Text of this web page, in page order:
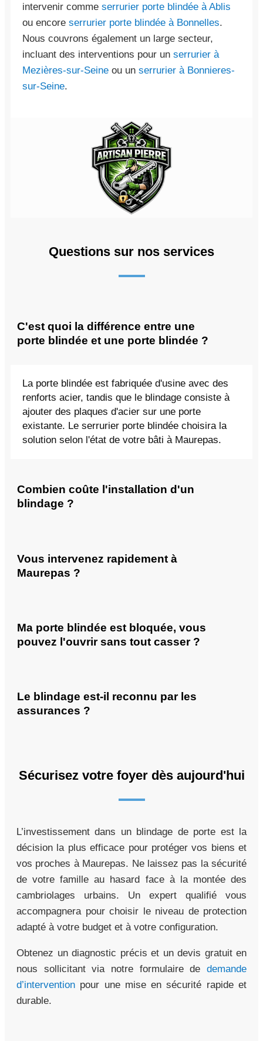
intervenir comme serrurier porte blindée à Ablis
ou encore serrurier porte blindée à Bonnelles.
Nous couvrons également un large secteur,
incluant des interventions pour un serrurier à
Mezières-sur-Seine ou un serrurier à Bonnieres-
sur-Seine.
Questions sur nos services
C'est quoi la différence entre une
porte blindée et une porte blindée ?
La porte blindée est fabriquée d'usine avec des
renforts acier, tandis que le blindage consiste à
ajouter des plaques d'acier sur une porte
existante. Le serrurier porte blindée choisira la
solution selon l'état de votre bâti à Maurepas.
Combien coûte l'installation d'un
blindage ?
Vous intervenez rapidement à
Maurepas ?
Ma porte blindée est bloquée, vous
pouvez l'ouvrir sans tout casser ?
Le blindage est-il reconnu par les
assurances ?
Sécurisez votre foyer dès aujourd'hui
L’investissement dans un blindage de porte est la
décision la plus efficace pour protéger vos biens et
vos proches à Maurepas. Ne laissez pas la sécurité
de votre famille au hasard face à la montée des
cambriolages urbains. Un expert qualifié vous
accompagnera pour choisir le niveau de protection
adapté à votre budget et à votre configuration.
Obtenez un diagnostic précis et un devis gratuit en
nous sollicitant via notre formulaire de demande
d’intervention pour une mise en sécurité rapide et
durable.